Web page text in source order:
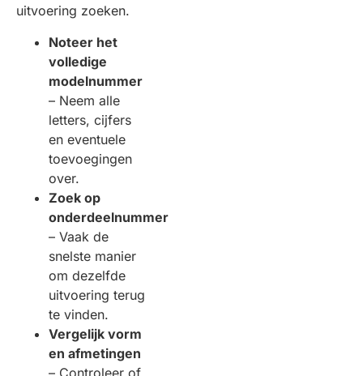
uitvoering zoeken.
Noteer het
volledige
modelnummer
– Neem alle
letters, cijfers
en eventuele
toevoegingen
over.
Zoek op
onderdeelnummer
– Vaak de
snelste manier
om dezelfde
uitvoering terug
te vinden.
Vergelijk vorm
en afmetingen
– Controleer of